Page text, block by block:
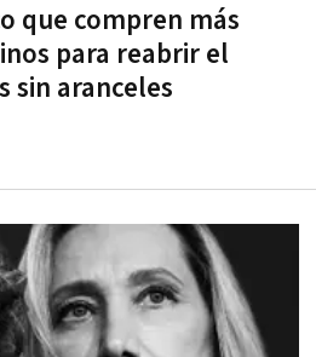
que compren más
para reabrir el
sin aranceles